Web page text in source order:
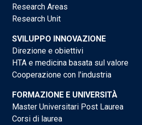
Research Areas
Research Unit
SVILUPPO INNOVAZIONE
Direzione e obiettivi
HTA e medicina basata sul valore
Cooperazione con l'industria
FORMAZIONE E UNIVERSITÀ
Master Universitari Post Laurea
Corsi di laurea